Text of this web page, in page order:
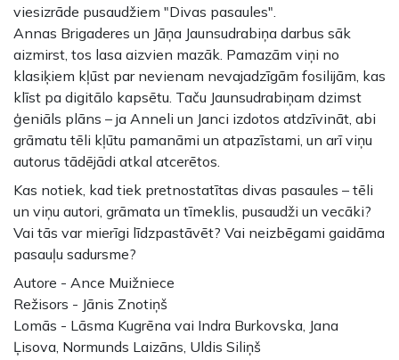
viesizrāde pusaudžiem "Divas pasaules".
Annas Brigaderes un Jāņa Jaunsudrabiņa darbus sāk
aizmirst, tos lasa aizvien mazāk. Pamazām viņi no
klasiķiem kļūst par nevienam nevajadzīgām fosilijām, kas
klīst pa digitālo kapsētu. Taču Jaunsudrabiņam dzimst
ģeniāls plāns – ja Anneli un Janci izdotos atdzīvināt, abi
grāmatu tēli kļūtu pamanāmi un atpazīstami, un arī viņu
autorus tādējādi atkal atcerētos.
Kas notiek, kad tiek pretnostatītas divas pasaules – tēli
un viņu autori, grāmata un tīmeklis, pusaudži un vecāki?
Vai tās var mierīgi līdzpastāvēt? Vai neizbēgami gaidāma
pasauļu sadursme?
Autore - Ance Muižniece
Režisors - Jānis Znotiņš
Lomās - Lāsma Kugrēna vai Indra Burkovska, Jana
Ļisova, Normunds Laizāns, Uldis Siliņš